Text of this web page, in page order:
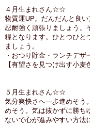
４月生まれさん☆☆
物質運UP。だんだんと良
忍耐強く頑張りましょう。
糧となります。ひとつひと
ましょう。
・おつり貯金・ランチデザ
【有望さを見つけ出す小麦
５月生まれさん☆☆
気分爽快さへ一歩進めそう
めそう。気は抜かずに勝ち
ないで心が進みやすい方法